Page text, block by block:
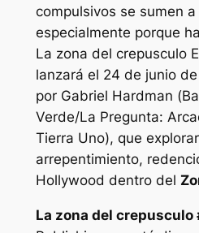
compulsivos se sumen a
especialmente porque
La zona del crepusculo
lanzará el 24 de junio
por Gabriel Hardman (
Verde/La Pregunta:
Tierra Uno), que
arrepentimiento,
Hollywood dentro del
La zona del crepusculo